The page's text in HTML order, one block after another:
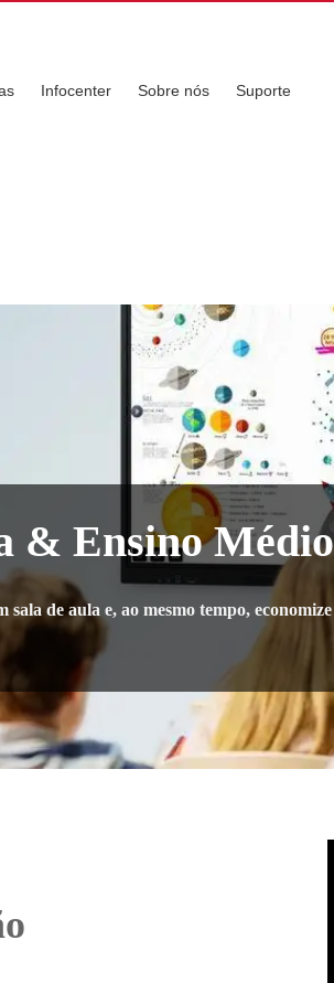
Infocenter Sobre nós Suporte
& Ensino
de aula e, ao mesmo tempo,